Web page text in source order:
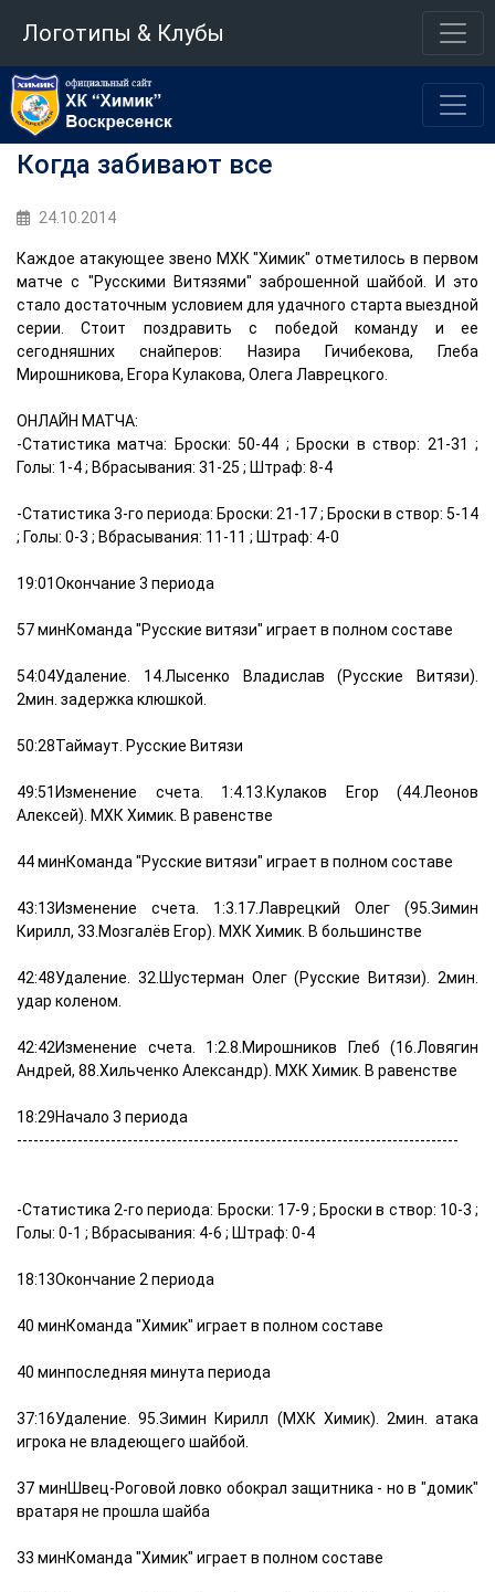
Логотипы & Клубы
Когда забивают все
24.10.2014
Каждое атакующее звено МХК "Химик" отметилось в первом
матче с "Русскими Витязями" заброшенной шайбой. И это
стало достаточным условием для удачного старта выездной
серии. Стоит поздравить с победой команду и ее
сегодняшних снайперов: Назира Гичибекова, Глеба
Мирошникова, Егора Кулакова, Олега Лаврецкого.
ОНЛАЙН МАТЧА:
-Статистика матча: Броски: 50-44 ; Броски в створ: 21-31 ;
Голы: 1-4 ; Вбрасывания: 31-25 ; Штраф: 8-4
-Статистика 3-го периода: Броски: 21-17 ; Броски в створ: 5-14
; Голы: 0-3 ; Вбрасывания: 11-11 ; Штраф: 4-0
19:01Окончание 3 периода
57 минКоманда "Русские витязи" играет в полном составе
54:04Удаление. 14.Лысенко Владислав (Русские Витязи).
2мин. задержка клюшкой.
50:28Таймаут. Русские Витязи
49:51Изменение счета. 1:4.13.Кулаков Егор (44.Леонов
Алексей). МХК Химик. В равенстве
44 минКоманда "Русские витязи" играет в полном составе
43:13Изменение счета. 1:3.17.Лаврецкий Олег (95.Зимин
Кирилл, 33.Мозгалёв Егор). МХК Химик. В большинстве
42:48Удаление. 32.Шустерман Олег (Русские Витязи). 2мин.
удар коленом.
42:42Изменение счета. 1:2.8.Мирошников Глеб (16.Ловягин
Андрей, 88.Хильченко Александр). МХК Химик. В равенстве
18:29Начало 3 периода
--------------------------------------------------------------------------------
-Статистика 2-го периода: Броски: 17-9 ; Броски в створ: 10-3 ;
Голы: 0-1 ; Вбрасывания: 4-6 ; Штраф: 0-4
18:13Окончание 2 периода
40 минКоманда "Химик" играет в полном составе
40 минпоследняя минута периода
37:16Удаление. 95.Зимин Кирилл (МХК Химик). 2мин. атака
игрока не владеющего шайбой.
37 минШвец-Роговой ловко обокрал защитника - но в "домик"
вратаря не прошла шайба
33 минКоманда "Химик" играет в полном составе